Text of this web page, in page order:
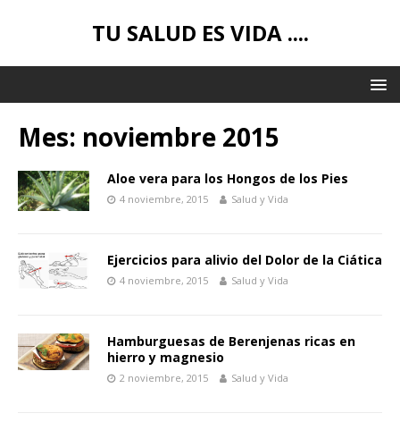
TU SALUD ES VIDA ....
Mes: noviembre 2015
Aloe vera para los Hongos de los Pies
4 noviembre, 2015 Salud y Vida
Ejercicios para alivio del Dolor de la Ciática
4 noviembre, 2015 Salud y Vida
Hamburguesas de Berenjenas ricas en
hierro y magnesio
2 noviembre, 2015 Salud y Vida